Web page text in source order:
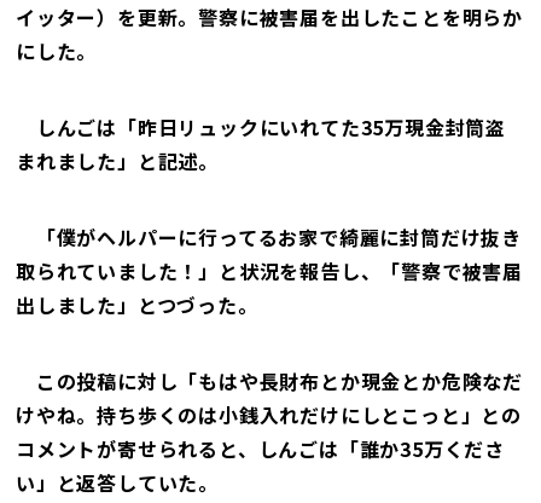
イッター）を更新。警察に被害届を出したことを明らか
にした。
しんごは「昨日リュックにいれてた35万現金封筒盗
まれました」と記述。
「僕がヘルパーに行ってるお家で綺麗に封筒だけ抜き
取られていました！」と状況を報告し、「警察で被害届
出しました」とつづった。
この投稿に対し「もはや長財布とか現金とか危険なだ
けやね。持ち歩くのは小銭入れだけにしとこっと」との
コメントが寄せられると、しんごは「誰か35万くださ
い」と返答していた。